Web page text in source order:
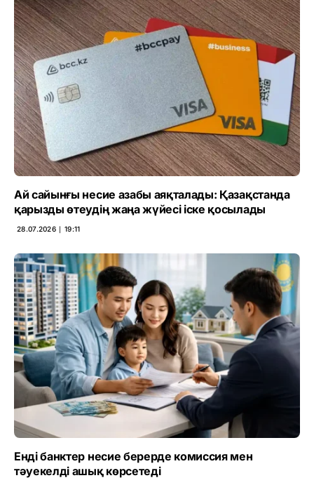
Ай сайынғы несие азабы аяқталады: Қазақстанда
қарызды өтеудің жаңа жүйесі іске қосылады
28.07.2026 ∣ 19:11
Енді банктер несие берерде комиссия мен
тәуекелді ашық көрсетеді